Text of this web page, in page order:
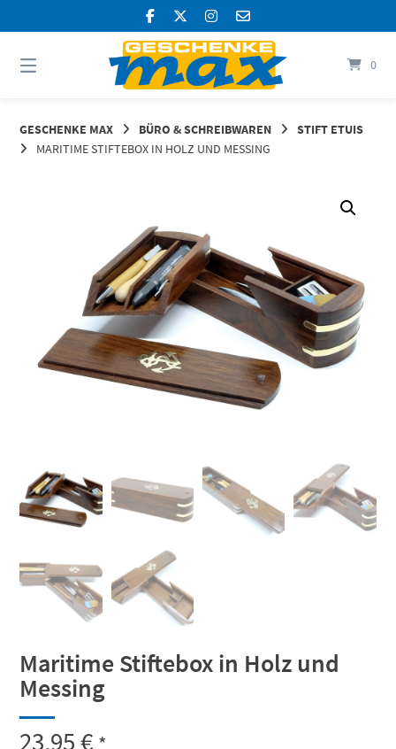
Inhalt
0
GESCHENKE MAX BÜRO & SCHREIBWAREN
STIFT ETUIS
MARITIME STIFTEBOX IN HOLZ UND MESSING
Maritime Stiftebox in Holz und
Messing
23,95€ *